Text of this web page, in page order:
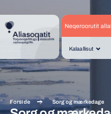
Kalaallisut
Neqeroorutit
Forside Sorg og mærkedage